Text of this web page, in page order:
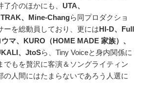
介のほかにも、 UTA、
、Mine-Changら同プロダクショ
ーを総動員しており、更にはHI-D、Full
マ、KURO（HOME MADE 家族）、
、JtoSら、Tiny Voiceと身内関係に
でもを贅沢に客演＆ソングライティン
の人間にはたまらないであろう人選に